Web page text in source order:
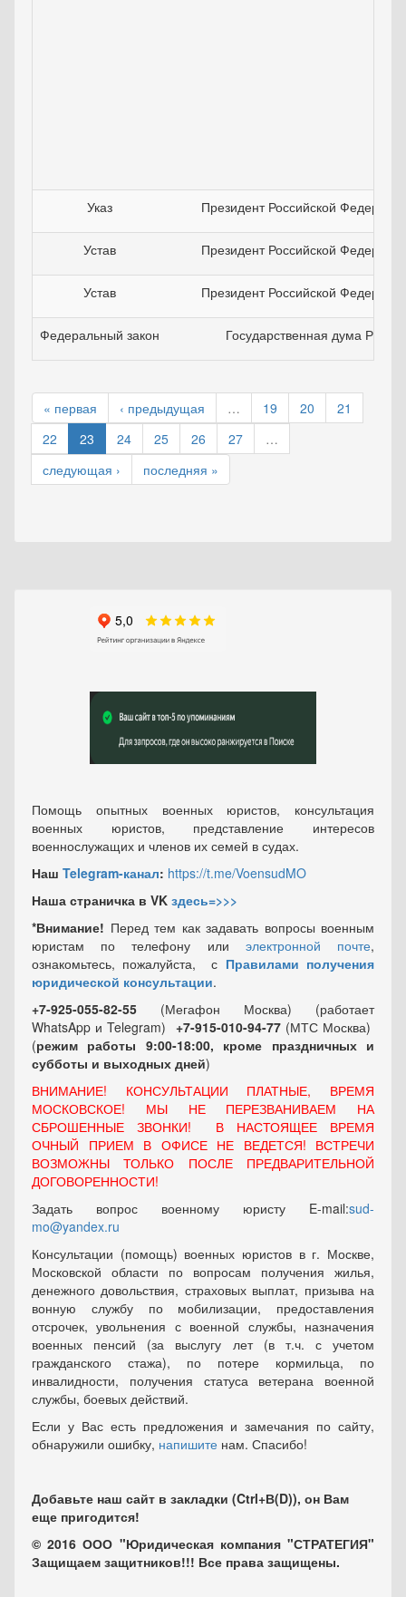
Указ Президент Российской
Устав Президент Российской
Устав Президент Российской
Федеральный закон Государственная дума РФ
« первая ‹ предыдущая … 19 20
21
22
23 24 25 26 27
…
следующая ›
последняя »
Помощь опытных военных юристов, консультация
военных юристов, представление интересов
военнослужащих и членов их семей в судах.
Наш Telegram-канал: https://t.me/VoensudMO
Наша страничка в VK здесь=>>>
*Внимание! Перед тем как задавать вопросы военным
юристам по телефону или электронной почте,
ознакомьтесь, пожалуйста, с Правилами получения
юридической консультации.
+7-925-055-82-55 (Мегафон Москва) (работает
WhatsApp и Telegram) +7-915-010-94-77 (МТС Москва)
(режим работы 9:00-18:00, кроме праздничных и
субботы и выходных дней)
ВНИМАНИЕ! КОНСУЛЬТАЦИИ ПЛАТНЫЕ, ВРЕМЯ
МОСКОВСКОЕ! МЫ НЕ ПЕРЕЗВАНИВАЕМ НА
СБРОШЕННЫЕ ЗВОНКИ! В НАСТОЯЩЕЕ ВРЕМЯ
ОЧНЫЙ ПРИЕМ В ОФИСЕ НЕ ВЕДЕТСЯ! ВСТРЕЧИ
ВОЗМОЖНЫ ТОЛЬКО ПОСЛЕ ПРЕДВАРИТЕЛЬНОЙ
ДОГОВОРЕННОСТИ!
Задать вопрос военному юристу E-mail:sud-
mo@yandex.ru
Консультации (помощь) военных юристов в г. Москве,
Московской области по вопросам получения жилья,
денежного довольствия, страховых выплат, призыва на
вонную службу по мобилизации, предоставления
отсрочек, увольнения с военной службы, назначения
военных пенсий (за выслугу лет (в т.ч. с учетом
гражданского стажа), по потере кормильца, по
инвалидности, получения статуса ветерана военной
службы, боевых действий.
Если у Вас есть предложения и замечания по сайту,
обнаружили ошибку, напишите нам. Спасибо!
Добавьте наш сайт в закладки (Ctrl+В(D)), он Вам
еще пригодится!
© 2016 ООО "Юридическая компания "СТРАТЕГИЯ"
Защищаем защитников!!! Все права защищены.